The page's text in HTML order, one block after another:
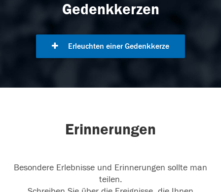
Gedenkkerzen
Erleuchten einer Gedenkkerze
Erinnerungen
Besondere Erlebnisse und Erinnerungen sollte man
teilen.